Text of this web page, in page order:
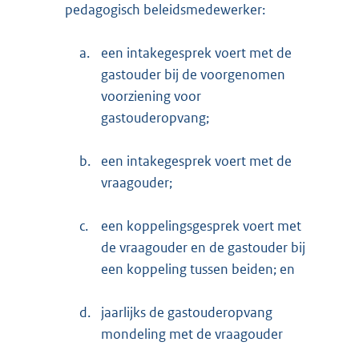
pedagogisch beleidsmedewerker:
a.
een intakegesprek voert met de
gastouder bij de voorgenomen
voorziening voor
gastouderopvang;
b.
een intakegesprek voert met de
vraagouder;
c.
een koppelingsgesprek voert met
de vraagouder en de gastouder bij
een koppeling tussen beiden; en
d.
jaarlijks de gastouderopvang
mondeling met de vraagouder